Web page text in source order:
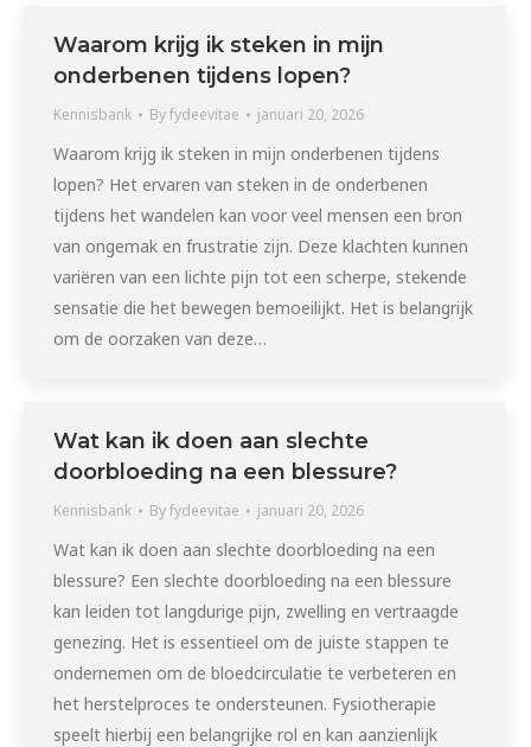
Waarom krijg ik steken in mijn
onderbenen tijdens lopen?
Kennisbank Byfydeevitae januari 20, 2026
Waarom krijg ik steken in mijn onderbenen tijdens
lopen? Het ervaren van steken in de onderbenen
tijdens het wandelen kan voor veel mensen een bron
van ongemak en frustratie zijn. Deze klachten kunnen
variëren van een lichte pijn tot een scherpe, stekende
sensatie die het bewegen bemoeilijkt. Het is belangrijk
om de oorzaken van deze…
Wat kan ik doen aan slechte
doorbloeding na een blessure?
Kennisbank Byfydeevitae januari 20, 2026
Wat kan ik doen aan slechte doorbloeding na een
blessure? Een slechte doorbloeding na een blessure
kan leiden tot langdurige pijn, zwelling en vertraagde
genezing. Het is essentieel om de juiste stappen te
ondernemen om de bloedcirculatie te verbeteren en
het herstelproces te ondersteunen. Fysiotherapie
speelt hierbij een belangrijke rol en kan aanzienlijk